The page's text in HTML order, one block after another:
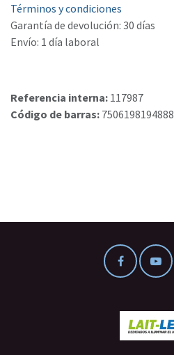
Términos y condiciones
Garantía de devolución: 30 días
Envío: 1 día laboral
Referencia interna: 117987
Código de barras: 7506198194888